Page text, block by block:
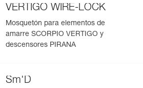
VERTIGO WIRE-LOCK
Mosquetón para elementos de
amarre SCORPIO VERTIGO y
descensores PIRANA
Sm'D